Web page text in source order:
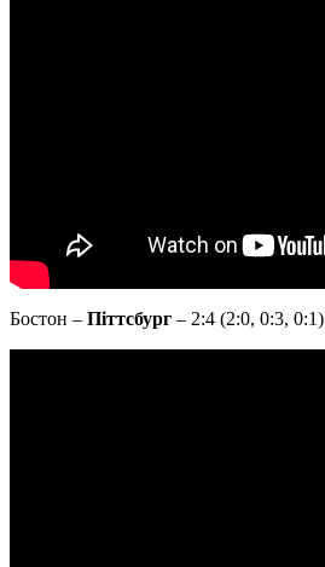
Бостон – Піттсбург – 2:4 (2:0, 0:3, 0:1)